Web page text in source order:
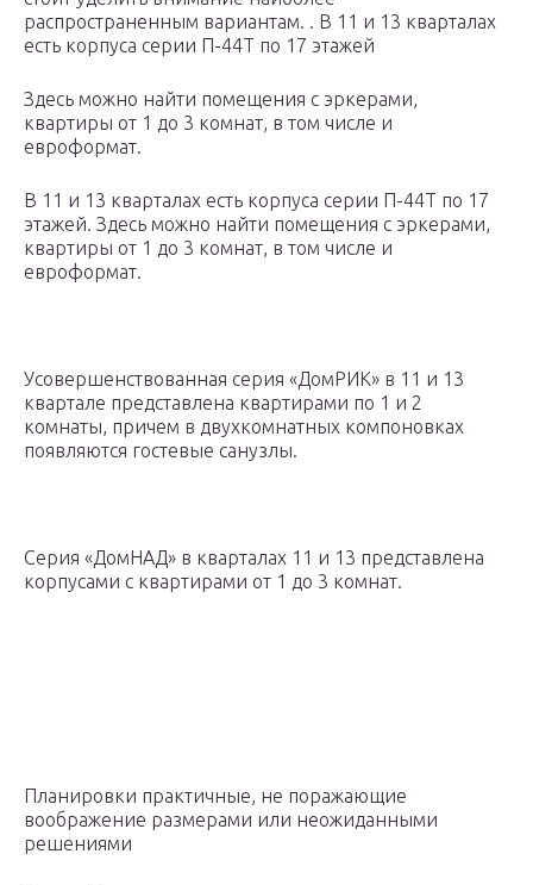
распространенным вариантам. . В 11 и 13 кварталах
есть корпуса серии П-44Т по 17 этажей
Здесь можно найти помещения с эркерами,
квартиры от 1 до 3 комнат, в том числе и
евроформат.
В 11 и 13 кварталах есть корпуса серии П-44Т по 17
этажей. Здесь можно найти помещения с эркерами,
квартиры от 1 до 3 комнат, в том числе и
евроформат.
Усовершенствованная серия «ДомРИК» в 11 и 13
квартале представлена квартирами по 1 и 2
комнаты, причем в двухкомнатных компоновках
появляются гостевые санузлы.
Серия «ДомНАД» в кварталах 11 и 13 представлена
корпусами с квартирами от 1 до 3 комнат.
Планировки практичные, не поражающие
воображение размерами или неожиданными
решениями